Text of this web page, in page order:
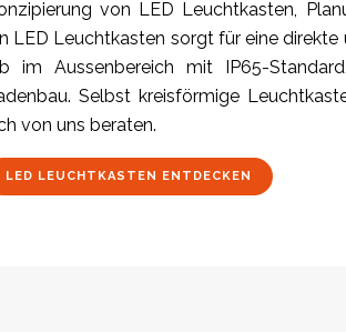
von LED Leuchtkasten,
LED Leuchtkasten sorgt für eine
im Aussenbereich mit IP65-
Selbst kreisförmige
von uns beraten.
LED LEUCHTKASTEN ENTDECKEN